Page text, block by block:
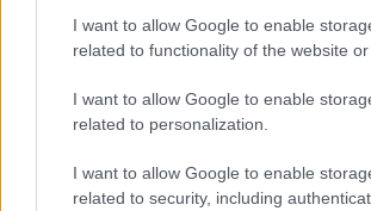
I want to allow Google to enable
related to functionality of the website or
I want to allow Google to enable
related to personalization.
I want to allow Google to enable
related to security, including
LEGOLVASOTTABB